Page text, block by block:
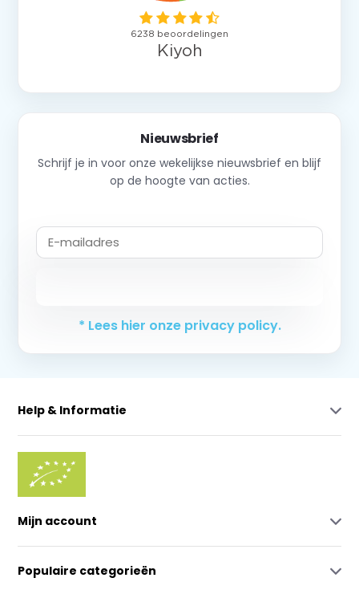
Nieuwsbrief
Schrijf je in voor onze wekelijkse nieuwsbrief en blijf
op de hoogte van acties.
* Lees hier onze privacy policy.
Help & Informatie
Mijn account
Populaire categorieën